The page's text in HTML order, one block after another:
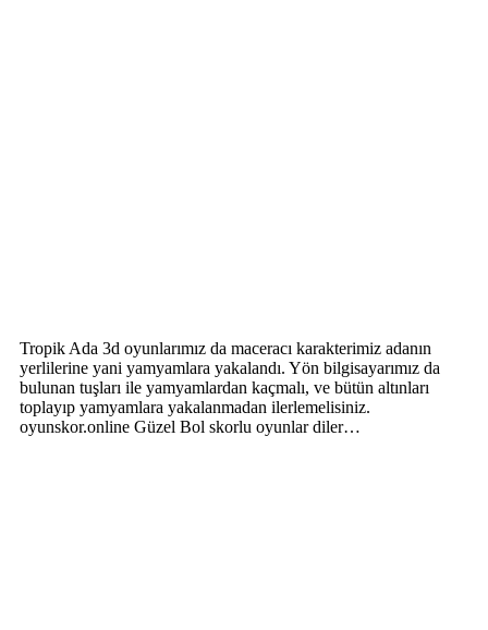
Tropik Ada 3d oyunlarımız da maceracı karakterimiz adanın
yerlilerine yani yamyamlara yakalandı. Yön bilgisayarımız da
bulunan tuşları ile yamyamlardan kaçmalı, ve bütün altınları
toplayıp yamyamlara yakalanmadan ilerlemelisiniz.
oyunskor.online Güzel Bol skorlu oyunlar diler…